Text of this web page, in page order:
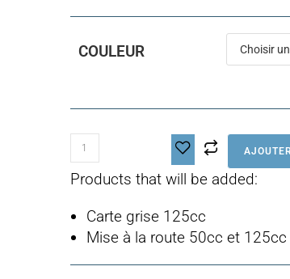
COULEUR
ASKOLL
XKP
Products that will be added:
Carte grise 125cc
Mise à la route 50cc et 125cc